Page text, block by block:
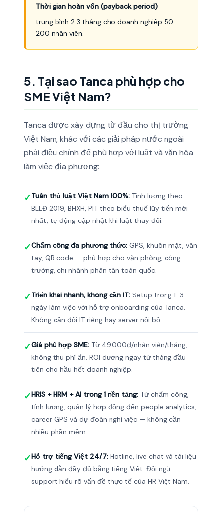
Thời gian hoàn vốn (payback period)
trung bình 2.3 tháng cho doanh nghiệp 50-
200 nhân viên.
5. Tại sao Tanca phù hợp cho
SME Việt Nam?
Tanca được xây dựng từ đầu cho thị trường
Việt Nam, khác với các giải pháp nước ngoài
phải điều chỉnh để phù hợp với luật và văn hóa
làm việc địa phương:
✓Tuân thủ luật Việt Nam 100%: Tính lương theo
BLLĐ 2019, BHXH, PIT theo biểu thuế lũy tiến mới
nhất, tự động cập nhật khi luật thay đổi.
✓Chấm công đa phương thức: GPS, khuôn mặt, vân
tay, QR code — phù hợp cho văn phòng, công
trường, chi nhánh phân tán toàn quốc.
✓Triển khai nhanh, không cần IT: Setup trong 1-3
ngày làm việc với hỗ trợ onboarding của Tanca.
Không cần đội IT riêng hay server nội bộ.
✓Giá phù hợp SME: Từ 49.000đ/nhân viên/tháng,
không thu phí ẩn. ROI dương ngay từ tháng đầu
tiên cho hầu hết doanh nghiệp.
✓HRIS + HRM + AI trong 1 nền tảng: Từ chấm công,
tính lương, quản lý hợp đồng đến people analytics,
career GPS và dự đoán nghỉ việc — không cần
nhiều phần mềm.
✓Hỗ trợ tiếng Việt 24/7: Hotline, live chat và tài liệu
hướng dẫn đầy đủ bằng tiếng Việt. Đội ngũ
support hiểu rõ vấn đề thực tế của HR Việt Nam.